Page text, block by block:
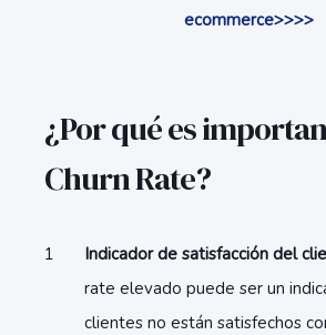
ecommerce>>>>
¿Por qué es
Churn Rate?
Indicador de satisfacción del
rate elevado puede ser un
clientes no están satisfechos